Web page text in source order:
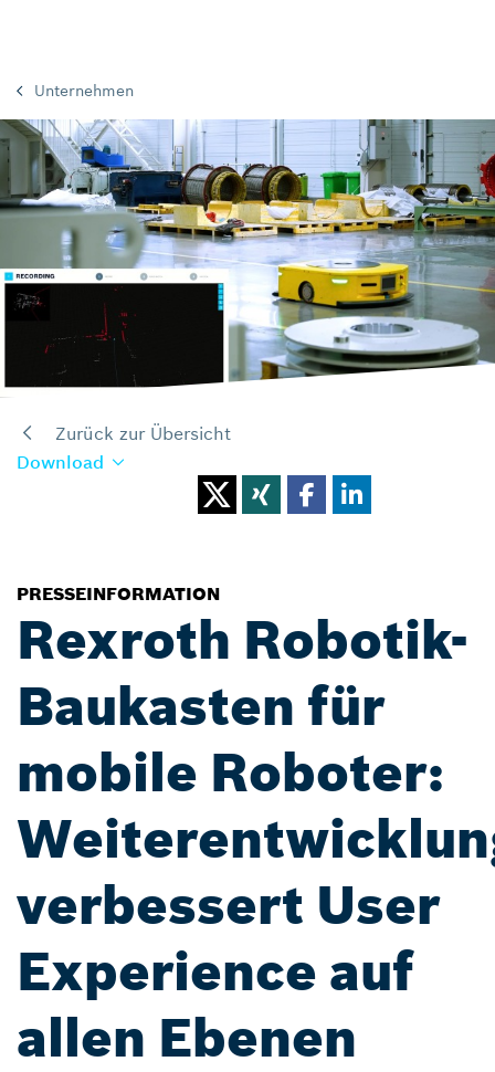
Unternehmen
Zurück zur Übersicht
Download
PRESSEINFORMATION
Rexroth Robotik-
Baukasten für
mobile Roboter:
verbessert User
Experience auf
allen Ebenen